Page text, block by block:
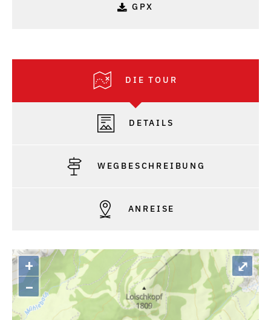
GPX
DIE TOUR
DETAILS
WEGBESCHREIBUNG
ANREISE
+
–
⤢